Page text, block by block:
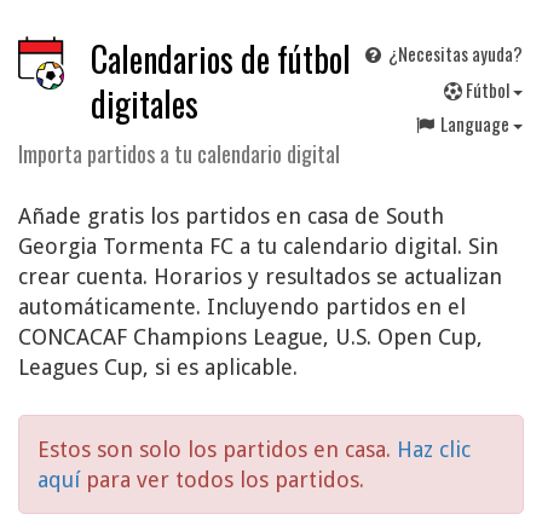
Calendarios de fútbol
digitales
Importa partidos a tu calendario digital
¿Necesitas ayuda?
Fútbol
Language
Añade gratis los partidos en casa de South
Georgia Tormenta FC a tu calendario digital. Sin
crear cuenta. Horarios y resultados se actualizan
automáticamente. Incluyendo partidos en el
CONCACAF Champions League, U.S. Open Cup,
Leagues Cup, si es aplicable.
Estos son solo los partidos en casa. Haz clic
aquí para ver todos los partidos.